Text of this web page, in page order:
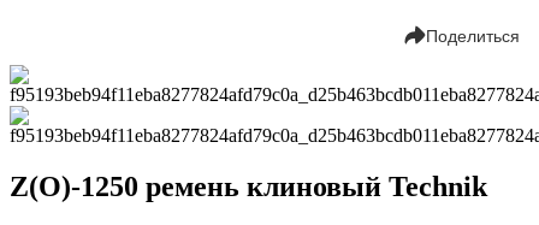
Поделиться
Z(О)-1250 ремень клиновый Technik